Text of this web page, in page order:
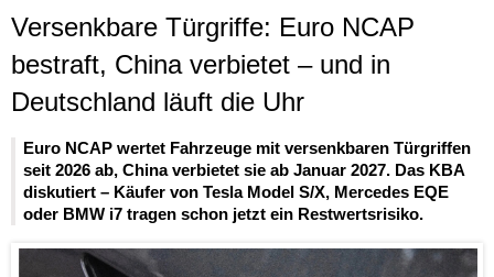
Versenkbare Türgriffe: Euro NCAP
bestraft, China verbietet – und in
Deutschland läuft die Uhr
Euro NCAP wertet Fahrzeuge mit versenkbaren Türgriffen
seit 2026 ab, China verbietet sie ab Januar 2027. Das KBA
diskutiert – Käufer von Tesla Model S/X, Mercedes EQE
oder BMW i7 tragen schon jetzt ein Restwertsrisiko.